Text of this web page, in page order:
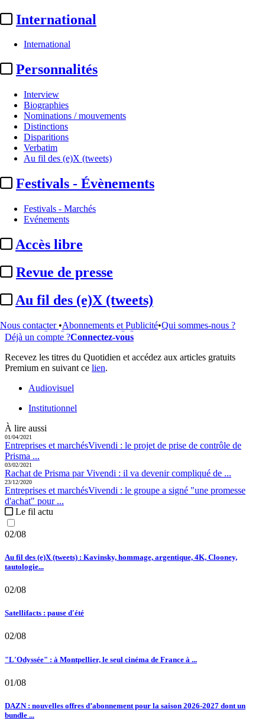
International
International
Personnalités
Interview
Biographies
Nominations / mouvements
Distinctions
Disparitions
Verbatim
Au fil des (e)X (tweets)
Festivals - Évènements
Festivals - Marchés
Evénements
Accès libre
Revue de presse
Au fil des (e)X (tweets)
Nous contacter •Abonnements et Publicité•Qui sommes-nous ?
Institutionnel
Vivendi :feu vert au rachat des
magazines Prisma Media ...
Actualité n° 244665
Cet article est réservé à nos abonnés
97% reste à lire
Pour accéder à cet article, à l'ensemble du site, découvrez nos
S'abonner à Satellifacts
Accès intégral gratuit - Sans engagement
Déjà un compte ?Connectez-vous
Recevez les titres du Quotidien et accédez aux articles gratuits
Premium en suivant ce lien.
Audiovisuel
Institutionnel
À lire aussi
01/04/2021
Entreprises et marchésVivendi : le projet de prise de contrôle de
Prisma ...
03/02/2021
Rachat de Prisma par Vivendi : il va devenir compliqué de ...
23/12/2020
Entreprises et marchésVivendi : le groupe a signé "une promesse
d'achat" pour ...
Le fil actu
02/08
Au fil des (e)X (tweets) : Kavinsky, hommage, argentique, 4K, Clooney,
tautologie...
02/08
Satellifacts : pause d'été
02/08
"L'Odyssée" : à Montpellier, le seul cinéma de France à ...
01/08
DAZN : nouvelles offres d’abonnement pour la saison 2026-2027 dont un
bundle ...